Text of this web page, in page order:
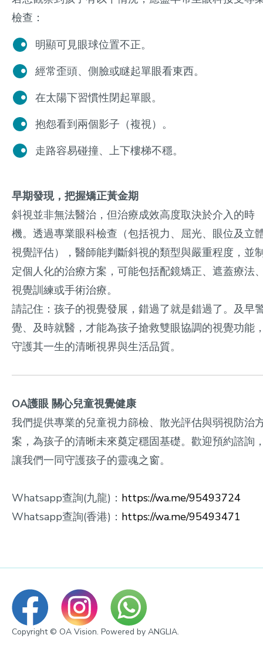
檢查：
明顯可見眼球位置不正。
經常歪頭、側臉或瞇起單眼看東西。
在太陽下習慣性閉起單眼。
抱怨看到兩個影子（複視）。
走路容易碰撞、上下樓梯不穩。
早期發現，把握矯正黃金期
斜視並非無法醫治，但治療成效高度取決於介入的時
機。透過專業眼科檢查（包括視力、屈光、眼位及立
視覺評估），醫師能判斷斜視的類型與嚴重程度，並
定個人化的治療方案，可能包括配鏡矯正、遮蓋療法
視覺訓練或手術治療。
請記住：孩子的視覺發展，錯過了就是錯過了。及早
覺、及時就醫，才能為孩子搶救雙眼協調的視覺功能
守護其一生的清晰視界與生活品質。
OA護眼 關心兒童視覺健康
我們提供專業的兒童視力篩檢、散光評估與弱視防治
案，為孩子的清晰未來奠定穩固基礎。歡迎預約諮詢
讓我們一同守護孩子的靈魂之窗。
Whatsapp查詢(九龍)： https://wa.me/95493724
Whatsapp查詢(香港)： https://wa.me/95493471
Copyright © OA Vision. Powered by ANGLIA.